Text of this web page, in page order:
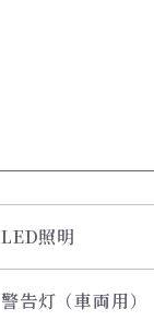
LED照明
警告灯（車両用）